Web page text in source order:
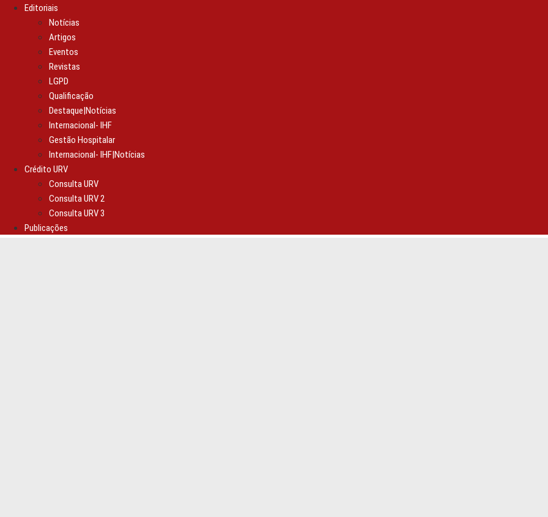
Editoriais
Notícias
Artigos
Eventos
Revistas
LGPD
Qualificação
Destaque|Notícias
Internacional- IHF
Gestão Hospitalar
Internacional- IHF|Notícias
Crédito URV
Consulta URV
Consulta URV 2
Consulta URV 3
Publicações